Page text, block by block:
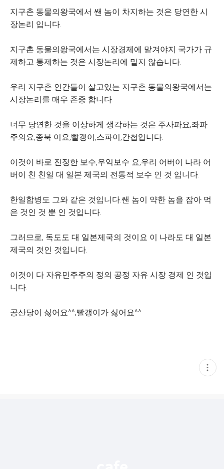
지구촌 동물의왕국에서 쌘 놈이 차지하는 것은 당연한 시
장논리 입니다.
지구촌 동물의왕국에서는 시장경제에 맡겨야지 국가가 규
제하고 통제하는 것은 시장논리에 밑지 않습니다.
우리 지구촌 인간들이 살고있는 지구촌 동물의왕국에서는
시장논리를 매우 존중 합니다.
너무 당연한 것을 이상하게 생각하는 것은 주사파요,좌파
주의요,종북 이요,빨갱이,스파이,간첩입니다.
이것이 바로 진정한 보수,우익보수 요,우리 어버이 나라 어
버이 친 친일 대 일본 제국의 전통적 보수 인 것 입니다.
한일합병도 그와 같은 것입니다.쌘 놈이 약한 놈을 잡아 먹
은 것인 것 뿐 인 것입니다.
그러므로, 독도도 대 일본제국의 것이요 이 나라도 대 일본
제국의 것인 것입니다.
이것이 다 자유민주주의 정의 공정 자유 시장 경제 인 것입
니다.
공산당이 싫어요^^,빨갱이가 싫어요^^
현
재